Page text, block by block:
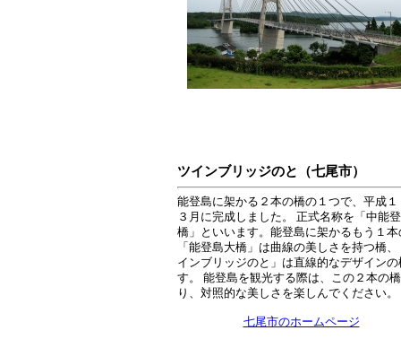
ツインブリッジのと（七尾市）
能登島に架かる２本の橋の１つで、平成１
３月に完成しました。 正式名称を「中能
橋」といいます。能登島に架かるもう１本
「能登島大橋」は曲線の美しさを持つ橋
インブリッジのと」は直線的なデザインの
す。 能登島を観光する際は、この２本の
り、対照的な美しさを楽しんでください。
七尾市のホームページ